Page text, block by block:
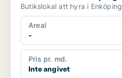
Butikslokal att hyra i Enköping
Areal
-
Pris pr. md.
Inte angivet